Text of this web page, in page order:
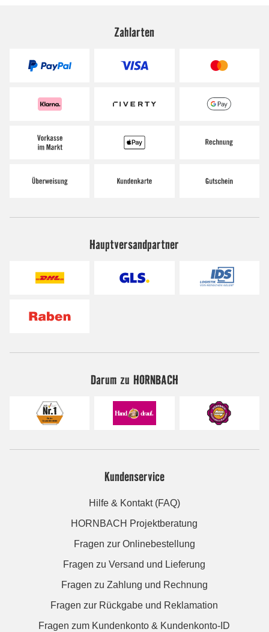
Zahlarten
Hauptversandpartner
Darum zu HORNBACH
Kundenservice
Hilfe & Kontakt (FAQ)
HORNBACH Projektberatung
Fragen zur Onlinebestellung
Fragen zu Versand und Lieferung
Fragen zu Zahlung und Rechnung
Fragen zur Rückgabe und Reklamation
Fragen zum Kundenkonto & Kundenkonto-ID